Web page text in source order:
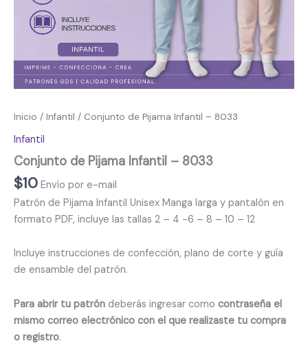
Inicio / Infantil / Conjunto de Pijama Infantil – 8033
Infantil
Conjunto de Pijama Infantil – 8033
$10 Envío por e-mail
Patrón de Pijama Infantil Unisex Manga larga y pantalón en
formato PDF, incluye las tallas 2 – 4 -6 – 8 – 10 – 12
Incluye instrucciones de confección, plano de corte y guía
de ensamble del patrón.
Para abrir tu patrón deberás ingresar como contraseña el
mismo correo electrónico con el que realizaste tu compra
o registro.